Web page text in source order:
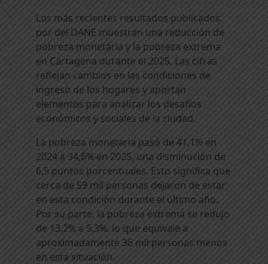
Los más recientes resultados publicados
por del DANE muestran una reducción de
pobreza monetaria y la pobreza extrema
en Cartagena durante el 2025. Las cifras
reflejan cambios en las condiciones de
ingreso de los hogares y aportan
elementos para analizar los desafíos
económicos y sociales de la ciudad.
La pobreza monetaria pasó de 41,1% en
2024 a 34,6% en 2025, una disminución de
6,5 puntos porcentuales. Esto significa que
cerca de 59 mil personas dejaron de estar
en esta condición durante el último año.
Por su parte, la pobreza extrema se redujo
de 13,2% a 9,3%, lo que equivale a
aproximadamente 36 mil personas menos
en esta situación.